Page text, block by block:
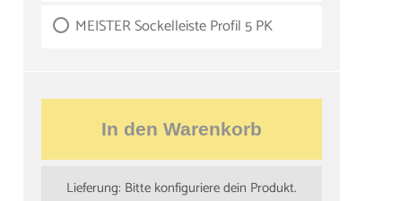
MEISTER Sockelleiste Profil 5 PK
In den Warenkorb
Lieferung: Bitte konfiguriere dein Produkt.